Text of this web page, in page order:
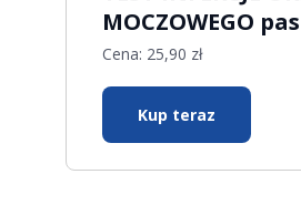
MOCZOWEGO
Cena: 25,90 zł
Kup teraz